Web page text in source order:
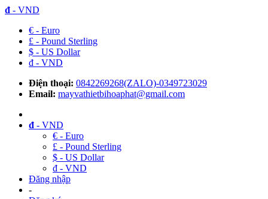
đ - VND
€ - Euro
£ - Pound Sterling
$ - US Dollar
đ - VND
Điện thoại: 0842269268(ZALO)-0349723029
Email: mayvathietbihoaphat@gmail.com
đ - VND
€ - Euro
£ - Pound Sterling
$ - US Dollar
đ - VND
Đăng nhập
-